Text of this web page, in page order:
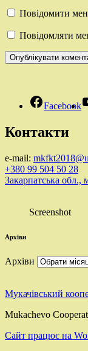
Повідомити
Повідомляти
Facebook
Контакти
e-mail:
+380 99 504 50 28
Закарпатська
Screenshot
Архіви
Архіви
Мукачівський
Mukachevo
Сайт працює на